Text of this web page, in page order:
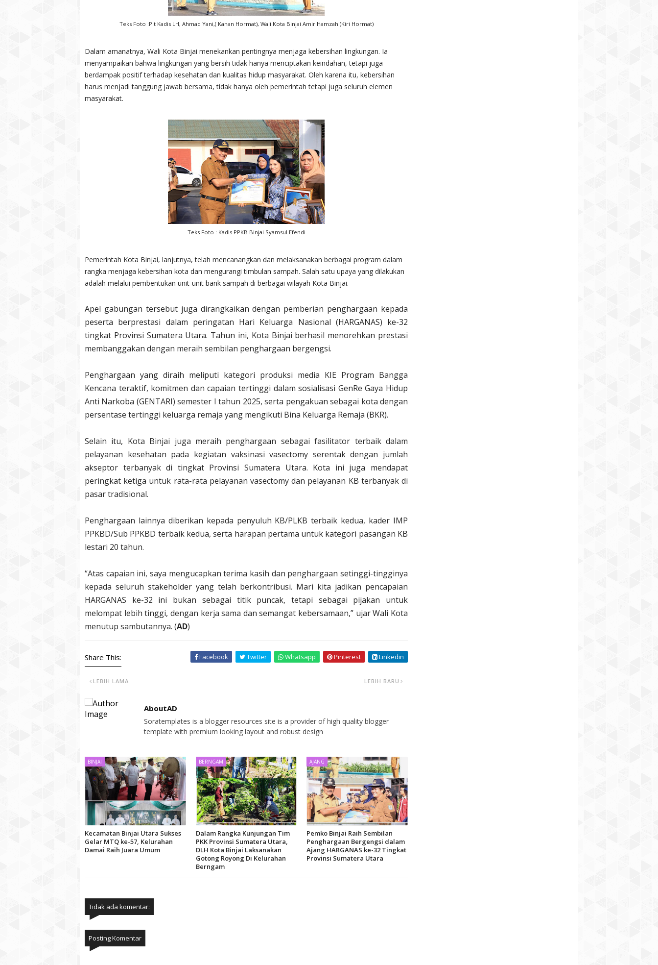
Teks Foto :Plt Kadis LH, Ahmad Yani,( Kanan Hormat), Wali Kota Binjai Amir Hamzah (Kiri Hormat)
Dalam amanatnya, Wali Kota Binjai menekankan pentingnya menjaga kebersihan lingkungan. Ia
menyampaikan bahwa lingkungan yang bersih tidak hanya menciptakan keindahan, tetapi juga
berdampak positif terhadap kesehatan dan kualitas hidup masyarakat. Oleh karena itu, kebersihan
harus menjadi tanggung jawab bersama, tidak hanya oleh pemerintah tetapi juga seluruh elemen
masyarakat.
Teks Foto : Kadis PPKB Binjai Syamsul Efendi
Pemerintah Kota Binjai, lanjutnya, telah mencanangkan dan melaksanakan berbagai program dalam
rangka menjaga kebersihan kota dan mengurangi timbulan sampah. Salah satu upaya yang dilakukan
adalah melalui pembentukan unit-unit bank sampah di berbagai wilayah Kota Binjai.
Apel gabungan tersebut juga dirangkaikan dengan pemberian penghargaan kepada
peserta berprestasi dalam peringatan Hari Keluarga Nasional (HARGANAS) ke-32
tingkat Provinsi Sumatera Utara. Tahun ini, Kota Binjai berhasil menorehkan prestasi
membanggakan dengan meraih sembilan penghargaan bergengsi.
Penghargaan yang diraih meliputi kategori produksi media KIE Program Bangga
Kencana teraktif, komitmen dan capaian tertinggi dalam sosialisasi GenRe Gaya Hidup
Anti Narkoba (GENTARI) semester I tahun 2025, serta pengakuan sebagai kota dengan
persentase tertinggi keluarga remaja yang mengikuti Bina Keluarga Remaja (BKR).
Selain itu, Kota Binjai juga meraih penghargaan sebagai fasilitator terbaik dalam
pelayanan kesehatan pada kegiatan vaksinasi vasectomy serentak dengan jumlah
akseptor terbanyak di tingkat Provinsi Sumatera Utara. Kota ini juga mendapat
peringkat ketiga untuk rata-rata pelayanan vasectomy dan pelayanan KB terbanyak di
pasar tradisional.
Penghargaan lainnya diberikan kepada penyuluh KB/PLKB terbaik kedua, kader IMP
PPKBD/Sub PPKBD terbaik kedua, serta harapan pertama untuk kategori pasangan KB
lestari 20 tahun.
“Atas capaian ini, saya mengucapkan terima kasih dan penghargaan setinggi-tingginya
kepada seluruh stakeholder yang telah berkontribusi. Mari kita jadikan pencapaian
HARGANAS ke-32 ini bukan sebagai titik puncak, tetapi sebagai pijakan untuk
melompat lebih tinggi, dengan kerja sama dan semangat kebersamaan,” ujar Wali Kota
menutup sambutannya. (AD)
Share This: Facebook Twitter Whatsapp Pinterest Linkedin
LEBIH BARU
LEBIH LAMA
AboutAD
Soratemplates is a blogger resources site is a provider of high quality blogger
template with premium looking layout and robust design
BINJAI
Kecamatan Binjai Utara Sukses
Gelar MTQ ke-57, Kelurahan
Damai Raih Juara Umum
BERNGAM
Dalam Rangka Kunjungan Tim
PKK Provinsi Sumatera Utara,
DLH Kota Binjai Laksanakan
Gotong Royong Di Kelurahan
Berngam
AJANG
Pemko Binjai Raih Sembilan
Penghargaan Bergengsi dalam
Ajang HARGANAS ke-32 Tingkat
Provinsi Sumatera Utara
Tidak ada komentar:
Posting Komentar